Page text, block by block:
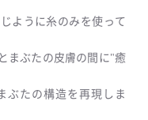
ように糸のみを使って
まぶたの皮膚の間に"癒
ぶたの構造を再現しま